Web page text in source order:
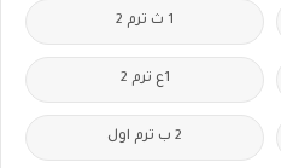
1 ث ترم 2
1ع ترم 2
2 ب ترم اول